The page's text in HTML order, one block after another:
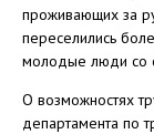
проживающих за
переселились
молодые люди со
О возможностях
департамента по